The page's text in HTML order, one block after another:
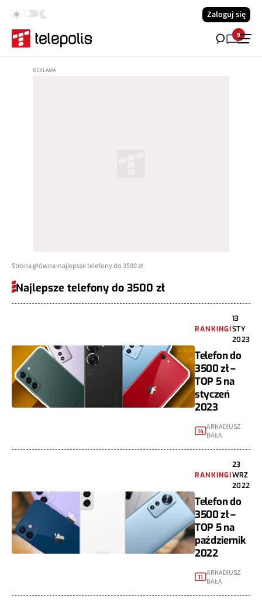
Zaloguj się
9
Strona główna najlepsze telefony do 3500 zł
Najlepsze telefony do 3500 zł
RANKINGI
13
STY
2023
Telefon do
3500 zł –
TOP 5 na
styczeń
2023
14 ARKADIUSZ
BAŁA
RANKINGI
23
WRZ
2022
Telefon do
3500 zł –
TOP 5 na
październik
2022
11 ARKADIUSZ
BAŁA